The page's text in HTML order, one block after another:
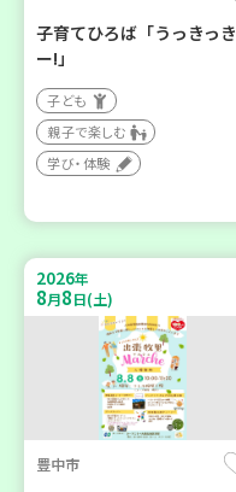
子育てひろば「うっきっき
ー!」
子ども
親子で楽しむ
学び・体験
2026年
8月8日(土)
豊中市